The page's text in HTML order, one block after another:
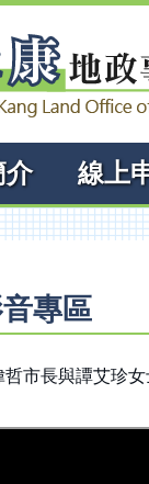
介
專區
哲市長與譚艾珍